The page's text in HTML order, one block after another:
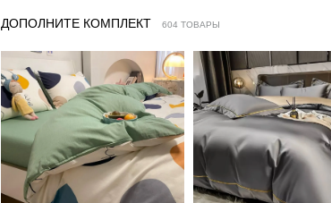
ДОПОЛНИТЕ КОМПЛЕКТ 604 ТОВАРЫ